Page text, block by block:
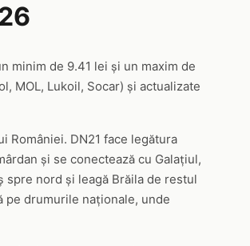
minim de 9.41 lei și un maxim de
MOL, Lukoil, Socar) și actualizate
României. DN21 face legătura
și se conectează cu Galațiul,
spre nord și leagă Brăila de restul
pe drumurile naționale, unde